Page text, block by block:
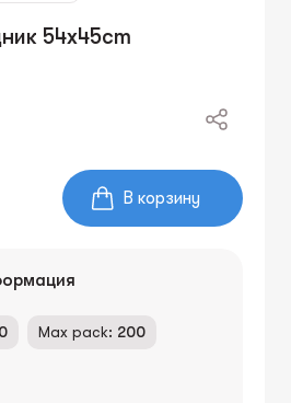
54x45cm
В корзину
Max pack: 200